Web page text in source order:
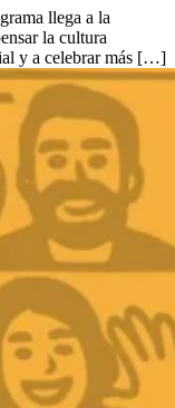
llega a la
la cultura
y a celebrar más […]